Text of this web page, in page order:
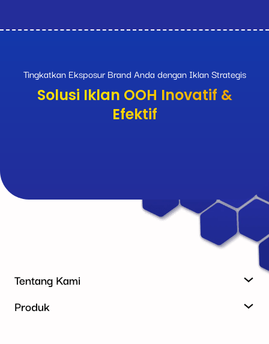
Tingkatkan Eksposur Brand Anda dengan Iklan Strategis
Solusi Iklan OOH Inovatif &
Efektif
Tentang Kami
Produk